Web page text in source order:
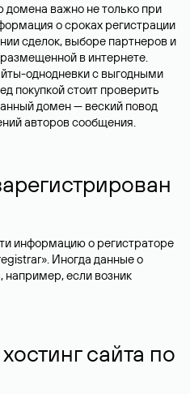
домена важно не только при
о сроках регистрации
сделок, выборе партнеров и
в интернете.
однодневки с выгодными
покупкой стоит проверить
домен — веский повод
авторов сообщения.
информацию о регистраторе
Иногда данные о
например, если возник
сайта по